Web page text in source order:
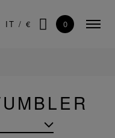
Menu
IT / €
CERCA
0